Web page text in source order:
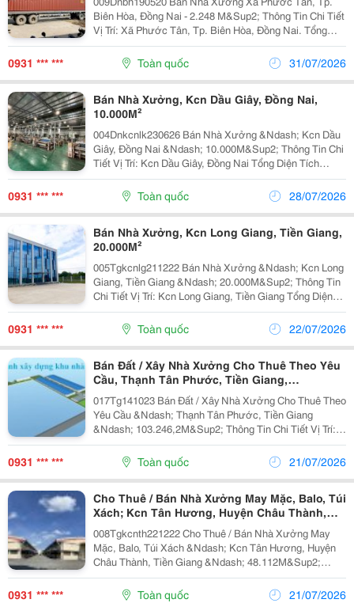
Biên Hòa, Đồng Nai - 2.248 M&Sup2; Thông Tin Chi Tiết
Vị Trí: Xã Phước Tân, Tp. Biên Hòa, Đồng Nai. Tổng
Diện Tích Khuôn Viên: 5.000M&Sup2; Diện Tích Sử
Dụng Tổng Diện Tích Xây Dựng: 2.248 M&Sup2;...
0931 *** *** Toàn quốc 31/07/2026
Bán Nhà Xưởng, Kcn Dầu Giây, Đồng Nai,
10.000M²
004Dnkcnlk230626 Bán Nhà Xưởng &Ndash; Kcn Dầu
Giây, Đồng Nai &Ndash; 10.000M&Sup2; Thông Tin Chi
Tiết Vị Trí: Kcn Dầu Giây, Đồng Nai Tổng Diện Tích
Khuôn Viên: 10.000M&Sup2; Diện Tích Sử Dụng Tổng
Diện Tích Xây Dựng: 2.972M&Sup2; Nhà Xưởng 1:...
0931 *** *** Toàn quốc 28/07/2026
Bán Nhà Xưởng, Kcn Long Giang, Tiền Giang,
20.000M²
005Tgkcnlg211222 Bán Nhà Xưởng &Ndash; Kcn Long
Giang, Tiền Giang &Ndash; 20.000M&Sup2; Thông Tin
Chi Tiết Vị Trí: Kcn Long Giang, Tiền Giang Tổng Diện
Tích Khuôn Viên: 20.000M&Sup2; Diện Tích Sử Dụng
Tổng Diện Tích Xây Dựng: 12.298M&Sup2; Nhà...
0931 *** *** Toàn quốc 22/07/2026
Bán Đất / Xây Nhà Xưởng Cho Thuê Theo Yêu
Cầu, Thạnh Tân Phước, Tiền Giang,
103.246,2M²
017Tg141023 Bán Đất / Xây Nhà Xưởng Cho Thuê Theo
Yêu Cầu &Ndash; Thạnh Tân Phước, Tiền Giang
&Ndash; 103.246,2M&Sup2; Thông Tin Chi Tiết Vị Trí:
Mặt Tiền Huyện Lộ 41, Xã Thạnh Tân Phước, Tiền
Giang Tổng Diện Tích Khu Đất: 103.246,2M&Sup2;
0931 *** *** Toàn quốc 21/07/2026
Cho Thuê / Bán Nhà Xưởng May Mặc, Balo, Túi
Xách; Kcn Tân Hương, Huyện Châu Thành,
Tiền Giang; 48.112M²
008Tgkcnth221222 Cho Thuê / Bán Nhà Xưởng May
Mặc, Balo, Túi Xách &Ndash; Kcn Tân Hương, Huyện
Châu Thành, Tiền Giang &Ndash; 48.112M&Sup2;
Thông Tin Chi Tiết Vị Trí: Kcn Tân Hương, Huyện Châu
Thành, Tiền Giang Tổng Diện Tích Khuôn Viên:...
0931 *** *** Toàn quốc 21/07/2026